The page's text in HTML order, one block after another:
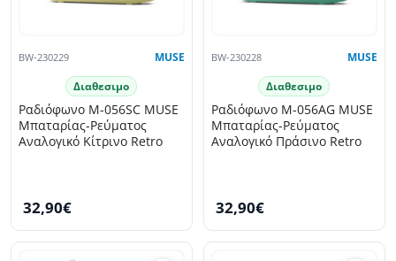
BW-230229 MUSE
Διαθεσιμο
Ραδιόφωνο M-056SC MUSE
Μπαταρίας-Ρεύματος
Αναλογικό Κίτρινο Retro
32,90€
BW-230228 MUSE
Διαθεσιμο
Ραδιόφωνο M-056AG MUSE
Μπαταρίας-Ρεύματος
Αναλογικό Πράσινο Retro
32,90€